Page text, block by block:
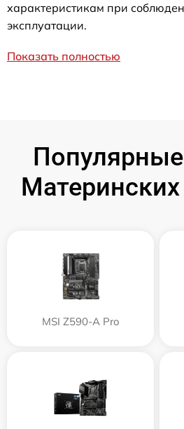
характеристикам при
эксплуатации.
Показать полностью
MSI Z590-A Pro